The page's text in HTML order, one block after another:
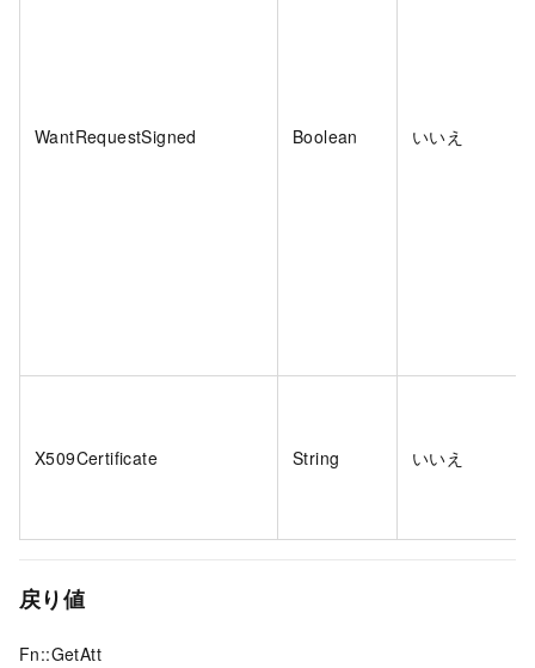
WantRequestSigned Boolean いいえ
X509Certificate String いいえ
戻り値
Fn::GetAtt